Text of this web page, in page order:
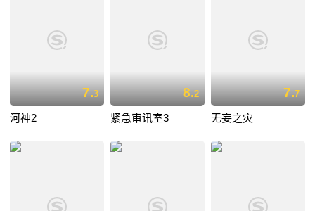
7.3
河神2
8.2
紧急审讯室3
7.7
无妄之灾